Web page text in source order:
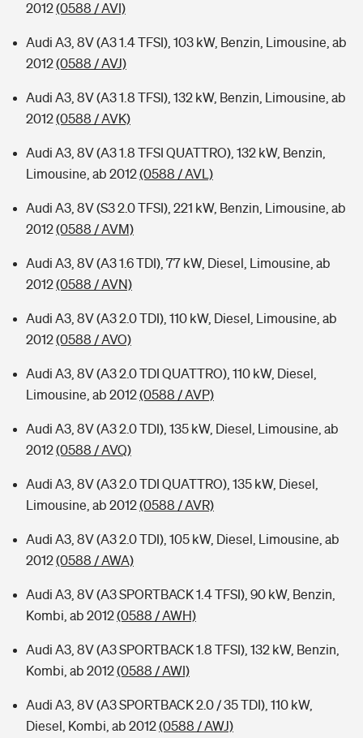
2012(0588 / AVI)
Audi A3, 8V (A3 1.4 TFSI), 103 kW, Benzin, Limousine, ab
2012(0588 / AVJ)
Audi A3, 8V (A3 1.8 TFSI), 132 kW, Benzin, Limousine, ab
2012(0588 / AVK)
Audi A3, 8V (A3 1.8 TFSI QUATTRO), 132 kW, Benzin,
Limousine, ab 2012(0588 / AVL)
Audi A3, 8V (S3 2.0 TFSI), 221 kW, Benzin, Limousine, ab
2012(0588 / AVM)
Audi A3, 8V (A3 1.6 TDI), 77 kW, Diesel, Limousine, ab
2012(0588 / AVN)
Audi A3, 8V (A3 2.0 TDI), 110 kW, Diesel, Limousine, ab
2012(0588 / AVO)
Audi A3, 8V (A3 2.0 TDI QUATTRO), 110 kW, Diesel,
Limousine, ab 2012(0588 / AVP)
Audi A3, 8V (A3 2.0 TDI), 135 kW, Diesel, Limousine, ab
2012(0588 / AVQ)
Audi A3, 8V (A3 2.0 TDI QUATTRO), 135 kW, Diesel,
Limousine, ab 2012(0588 / AVR)
Audi A3, 8V (A3 2.0 TDI), 105 kW, Diesel, Limousine, ab
2012(0588 / AWA)
Audi A3, 8V (A3 SPORTBACK 1.4 TFSI), 90 kW, Benzin,
Kombi, ab 2012(0588 / AWH)
Audi A3, 8V (A3 SPORTBACK 1.8 TFSI), 132 kW, Benzin,
Kombi, ab 2012(0588 / AWI)
Audi A3, 8V (A3 SPORTBACK 2.0 / 35 TDI), 110 kW,
Diesel, Kombi, ab 2012(0588 / AWJ)